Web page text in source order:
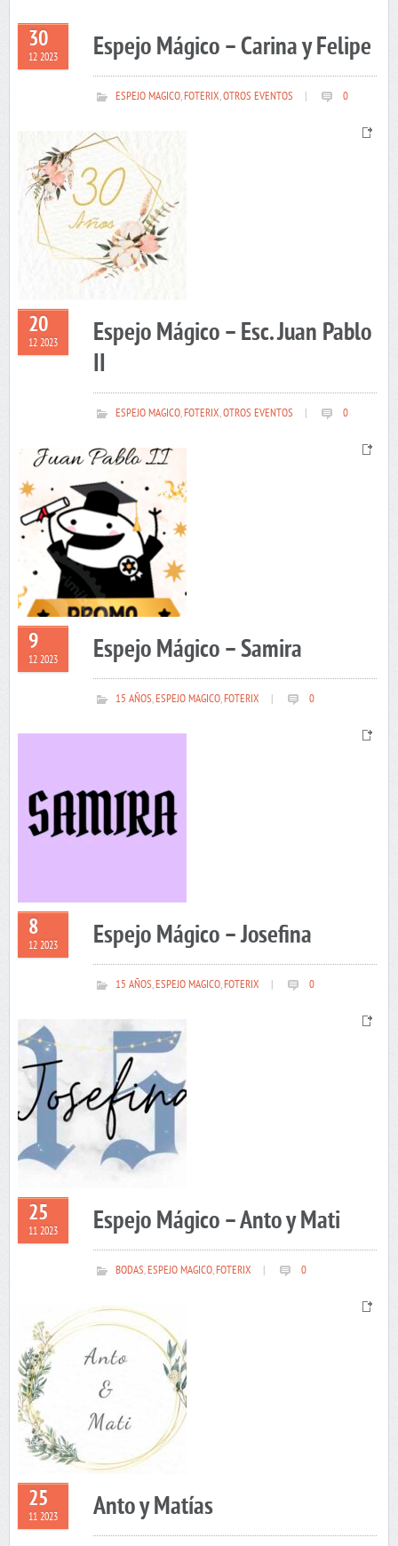
30
12 2023 Espejo Mágico – Carina y Felipe
ESPEJO MAGICO,FOTERIX,OTROS EVENTOS 0
20
12 2023
Espejo Mágico – Esc. Juan Pablo
II
ESPEJO MAGICO,FOTERIX,OTROS EVENTOS 0
9
12 2023 Espejo Mágico – Samira
15 AÑOS,ESPEJO MAGICO,FOTERIX 0
8
12 2023 Espejo Mágico – Josefina
15 AÑOS,ESPEJO MAGICO,FOTERIX 0
25
11 2023 Espejo Mágico – Anto y Mati
BODAS,ESPEJO MAGICO,FOTERIX 0
25
11 2023 Anto y Matías